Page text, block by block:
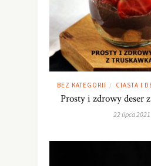
BEZ KATEGORII / CIASTA I
Prosty i zdrowy deser
22 lipca 2021